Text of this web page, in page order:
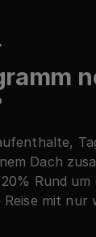
Dach
Rund
mit nur